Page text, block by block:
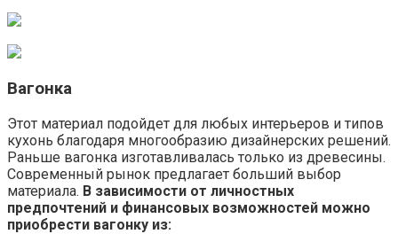
Вагонка
Этот материал подойдет для любых интерьеров и типов
кухонь благодаря многообразию дизайнерских решений.
Раньше вагонка изготавливалась только из древесины.
Современный рынок предлагает больший выбор
материала. В зависимости от личностных
предпочтений и финансовых возможностей можно
приобрести вагонку из: